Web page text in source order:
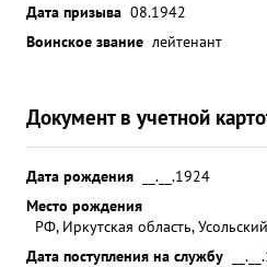
Дата призыва 08.1942
Воинское звание лейтенант
Документ в учетной
Дата рождения
__.__.1924
Место рождения
РФ, Иркутская область,
Дата поступления на службу